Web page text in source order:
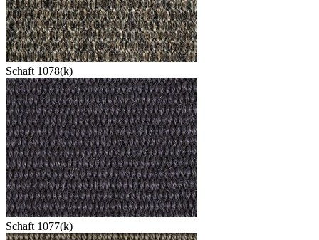
Schaft 1078(k)
Schaft 1077(k)